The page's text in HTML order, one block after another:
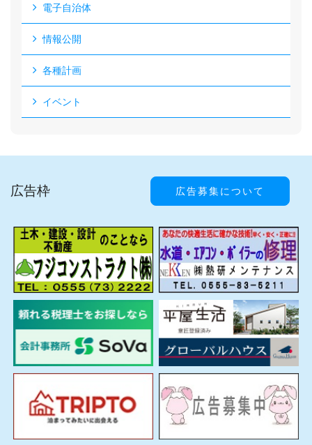
電子自治体
情報公開
各種計画
イベント
広告枠 広告募集について